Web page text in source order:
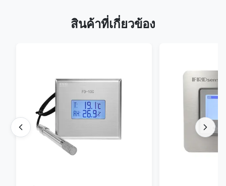
สินค้าที่เกี่ยวข้อง